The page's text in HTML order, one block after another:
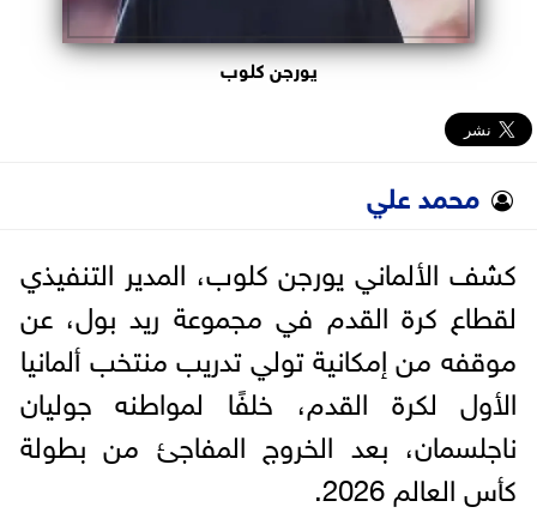
يورجن كلوب
محمد علي
كشف الألماني يورجن كلوب، المدير التنفيذي
لقطاع كرة القدم في مجموعة ريد بول، عن
موقفه من إمكانية تولي تدريب منتخب ألمانيا
الأول لكرة القدم، خلفًا لمواطنه جوليان
ناجلسمان، بعد الخروج المفاجئ من بطولة
كأس العالم 2026.